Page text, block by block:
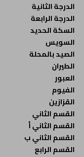
الدرجة الثانية
الدرجة الرابعة
السكة الحديد
السويس
الصيد بالمحلة
الطيران
العبور
الفيوم
القزازين
القسم الثاني
القسم الثاني أ
القسم الثاني ب
القسم الرابع